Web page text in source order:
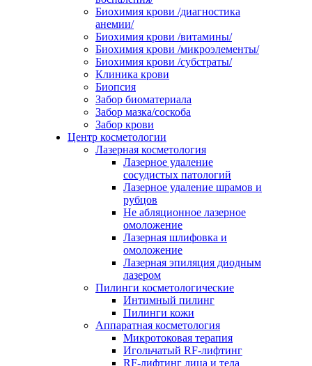
Биохимия крови /диагностика
анемии/
Биохимия крови /витамины/
Биохимия крови /микроэлементы/
Биохимия крови /субстраты/
Клиника крови
Биопсия
Забор биоматериала
Забор мазка/соскоба
Забор крови
Центр косметологии
Лазерная косметология
Лазерное удаление
сосудистых патологий
Лазерное удаление шрамов и
рубцов
Не абляционное лазерное
омоложение
Лазерная шлифовка и
омоложение
Лазерная эпиляция диодным
лазером
Пилинги косметологические
Интимный пилинг
Пилинги кожи
Аппаратная косметология
Микротоковая терапия
Игольчатый RF-лифтинг
RF-лифтинг лица и тела